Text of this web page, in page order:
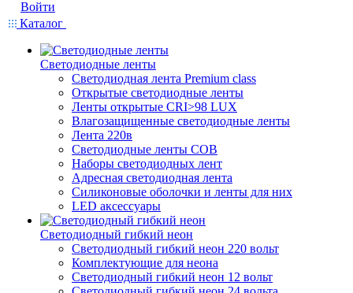
Войти
Каталог
Светодиодные ленты
Светодиодная лента Premium class
Открытые светодиодные ленты
Ленты открытые CRI>98 LUX
Влагозащищенные светодиодные ленты
Лента 220в
Светодиодные ленты COB
Наборы светодиодных лент
Адресная светодиодная лента
Силиконовые оболочки и ленты для них
LED аксессуары
Светодиодный гибкий неон
Светодиодный гибкий неон 220 вольт
Комплектующие для неона
Светодиодный гибкий неон 12 вольт